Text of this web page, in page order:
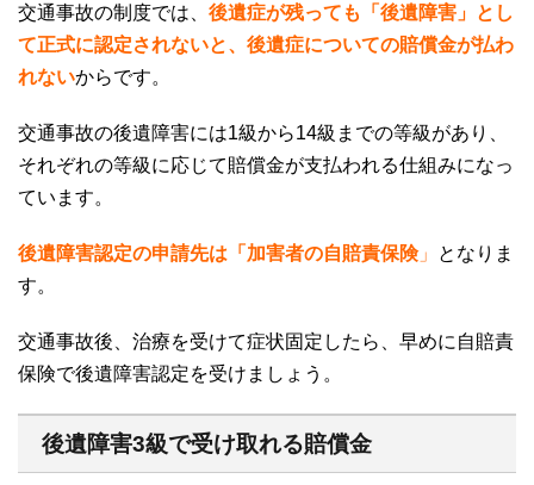
交通事故の制度では、 後遺症が残っても「後遺障害」とし
て正式に認定されないと、後遺症についての賠償金が払わ
れないからです。
交通事故の後遺障害には1級から14級までの等級があり、
それぞれの等級に応じて賠償金が支払われる仕組みになっ
ています。
後遺障害認定の申請先は「加害者の自賠責保険」
となりま
す。
交通事故後、治療を受けて症状固定したら、早めに自賠責
保険で後遺障害認定を受けましょう。
後遺障害3級で受け取れる賠償金